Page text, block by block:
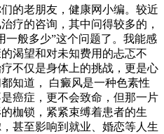
的老朋友，健康网小编。较近
疗的咨询，其中问得较多的，
一般多少”这个问题了。我能感
渴望和对未知费用的忐忑不
不仅是身体上的挑战，更是心
知道， 白癜风是一种色素性
癌症，更不会致命，但那一片
枷锁，紧紧束缚着患者的生
甚至影响到就业、婚恋等人生